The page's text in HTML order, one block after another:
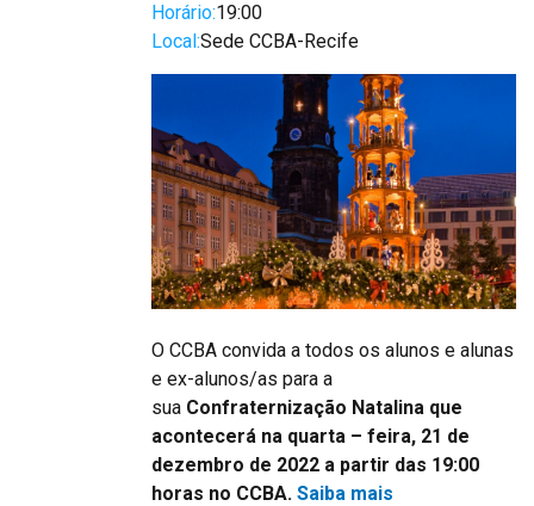
Horário:19:00
Local:Sede CCBA-Recife
O CCBA convida a todos os alunos e alunas
e ex-alunos/as para a
sua Confraternização Natalina que
acontecerá na quarta – feira, 21 de
dezembro de 2022 a partir das 19:00
horas no CCBA. Saiba mais